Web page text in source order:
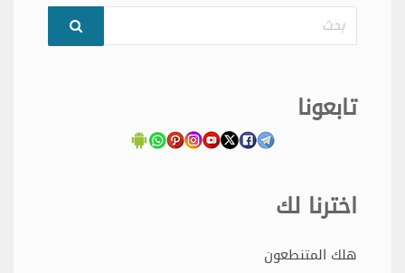
بحث
تابعونا
اخترنا لك
هلك المتنطعون